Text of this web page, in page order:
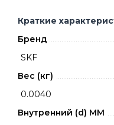
Краткие
Бренд
SKF
Вес (кг)
0.0040
Внутренний (d) ММ